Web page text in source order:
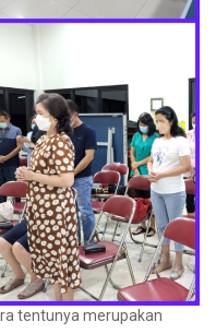
tentunya merupakan